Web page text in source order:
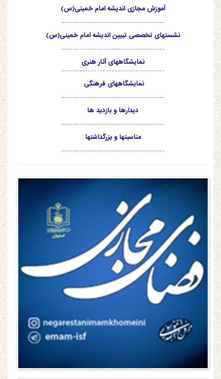
آموزش مجازی اندیشه امام خمینی(س)
-----------------------------------
نشستهای تخصصی تبیین اندیشه امام خمینی(س)
-----------------------------------
نمایشگاههای آثار هنری
-----------------------------------
نمایشگاههای فرهنگی
-----------------------------------
دیدارها و بازدید ها
-----------------------------------
مناسبتها و بزرگداشتها
-----------------------------------